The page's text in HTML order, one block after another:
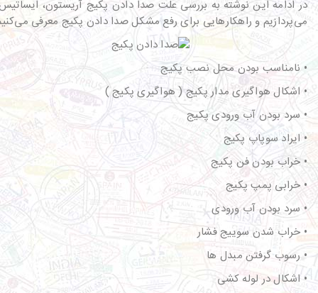
در ادامه این نوشته به بررسی علت صدا دادن پکیج آریستون،
می‌پردازیم و راهکارهایی برای رفع مشکل صدا دادن پکیج معرفی
• نامناسب بودن محل نصب پکیج
• اشکال هواگیری مدار پکیج ( هواگیری پکیج )
• سرد بودن آب ورودی پکیج
• ایراد سوپاپ پکیج
• خراب بودن فن پکیج
• خرابی پمپ پکیج
• سرد بودن آب ورودی
• خراب شدن سوییج فشار
• رسوب گرفتن مبدل ها
• اشکال در لوله کشی